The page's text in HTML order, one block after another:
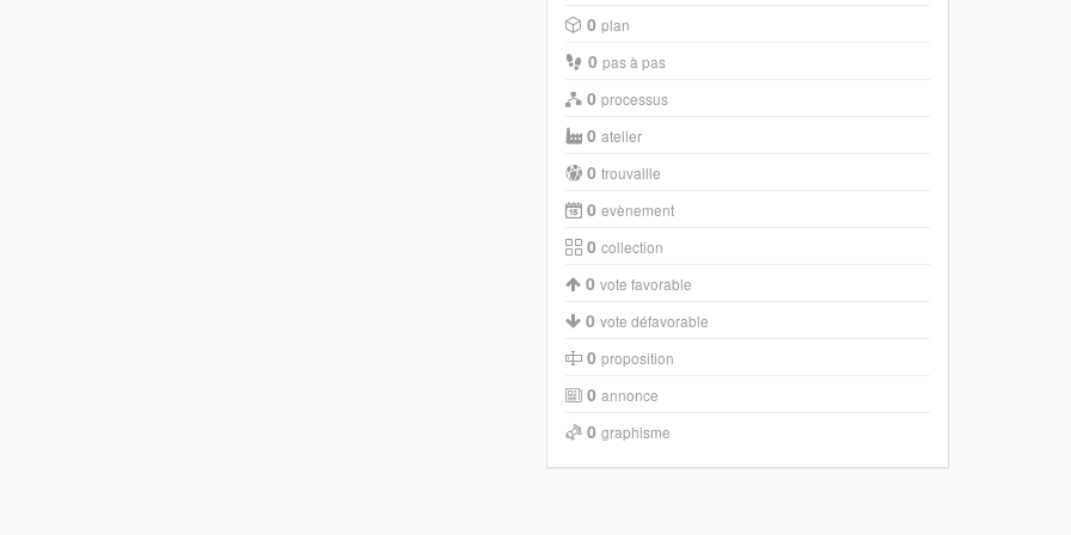
0 plan
0 pas à pas
0 processus
0 atelier
0 trouvaille
0 evènement
0 collection
0 vote favorable
0 vote défavorable
0 proposition
0 annonce
0 graphisme